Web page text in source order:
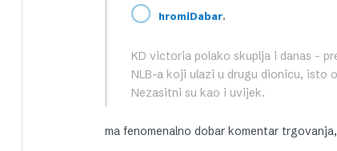
hromiDabar,
KD victoria polako skuplja i danas –
NLB-a koji ulazi u drugu dionicu, isto
Nezasitni su kao i uvijek.
ma fenomenalno dobar komentar